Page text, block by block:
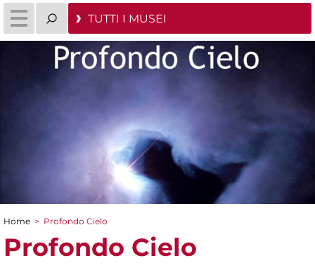
TUTTI I MUSEI
Tu sei qui
Home > Profondo Cielo
Profondo Cielo